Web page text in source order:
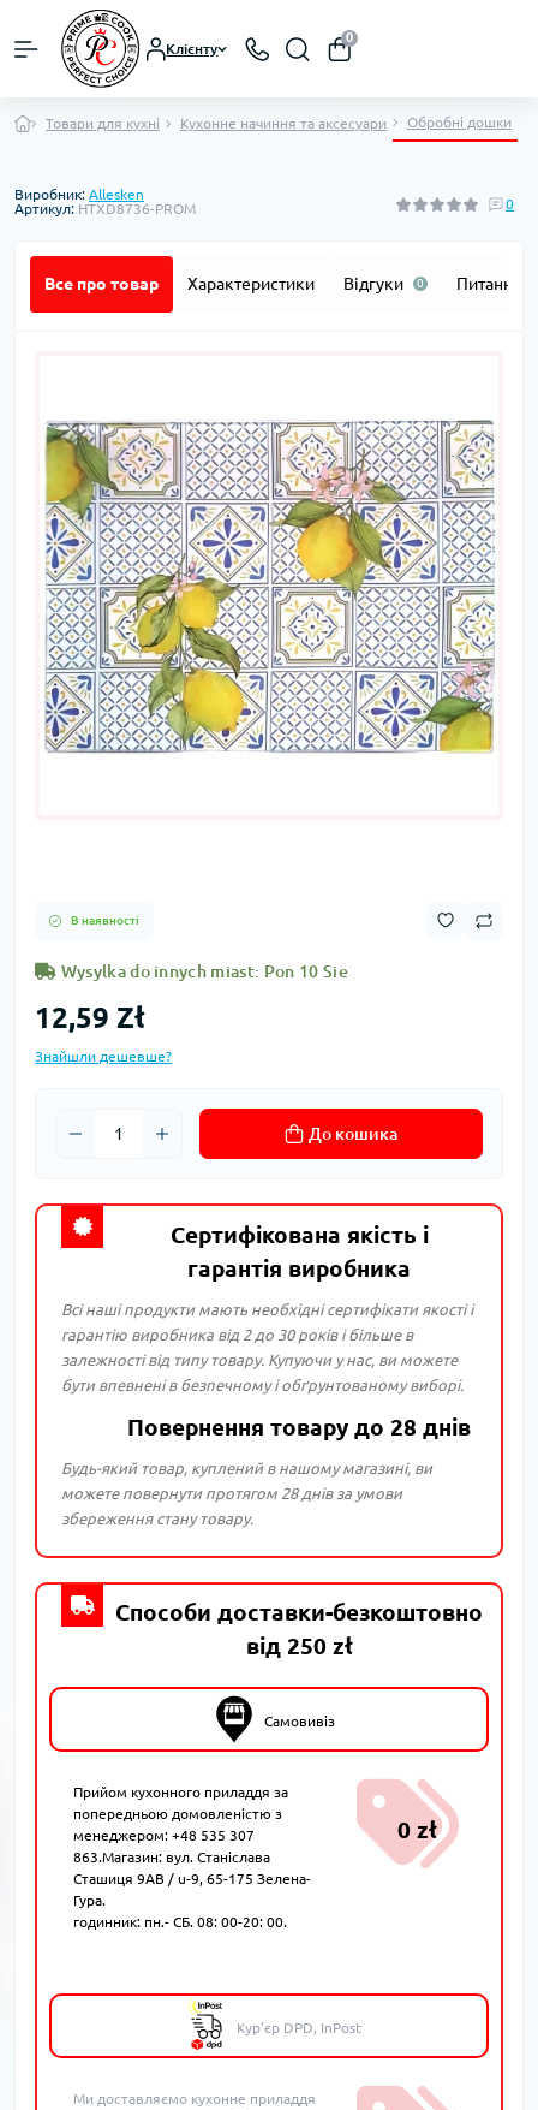
Клієнту
0
Товари для кухні Кухонне начиння та аксесуари Обробні дошки
Виробник: Allesken
Артикул: HTXD8736-PROM 0
Все про товар Характеристики Відгуки 0 Питання
В наявності
Wysylka do innych miast: Pon 10 Sie
12,59 Zł
Знайшли дешевше?
До кошика
Сертифікована якість і
гарантія виробника
Всі наші продукти мають необхідні сертифікати якості і
гарантію виробника від 2 до 30 років і більше в
залежності від типу товару. Купуючи у нас, ви можете
бути впевнені в безпечному і обґрунтованому виборі.
Повернення товару до 28 днів
Будь-який товар, куплений в нашому магазині, ви
можете повернути протягом 28 днів за умови
збереження стану товару.
Способи доставки-безкоштовно
від 250 zł
Самовивіз
Прийом кухонного приладдя за
попередньою домовленістю з
менеджером: +48 535 307
863.Магазин: вул. Станіслава
Сташиця 9AB / u-9, 65-175 Зелена-
Гура.
годинник: пн.- СБ. 08: 00-20: 00.
0 zł
Кур'єр DPD, InPost
Ми доставляємо кухонне приладдя